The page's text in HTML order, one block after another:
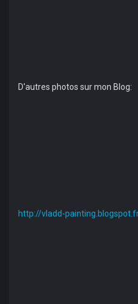
D'autres photos sur mon Blog:
http://vladd-